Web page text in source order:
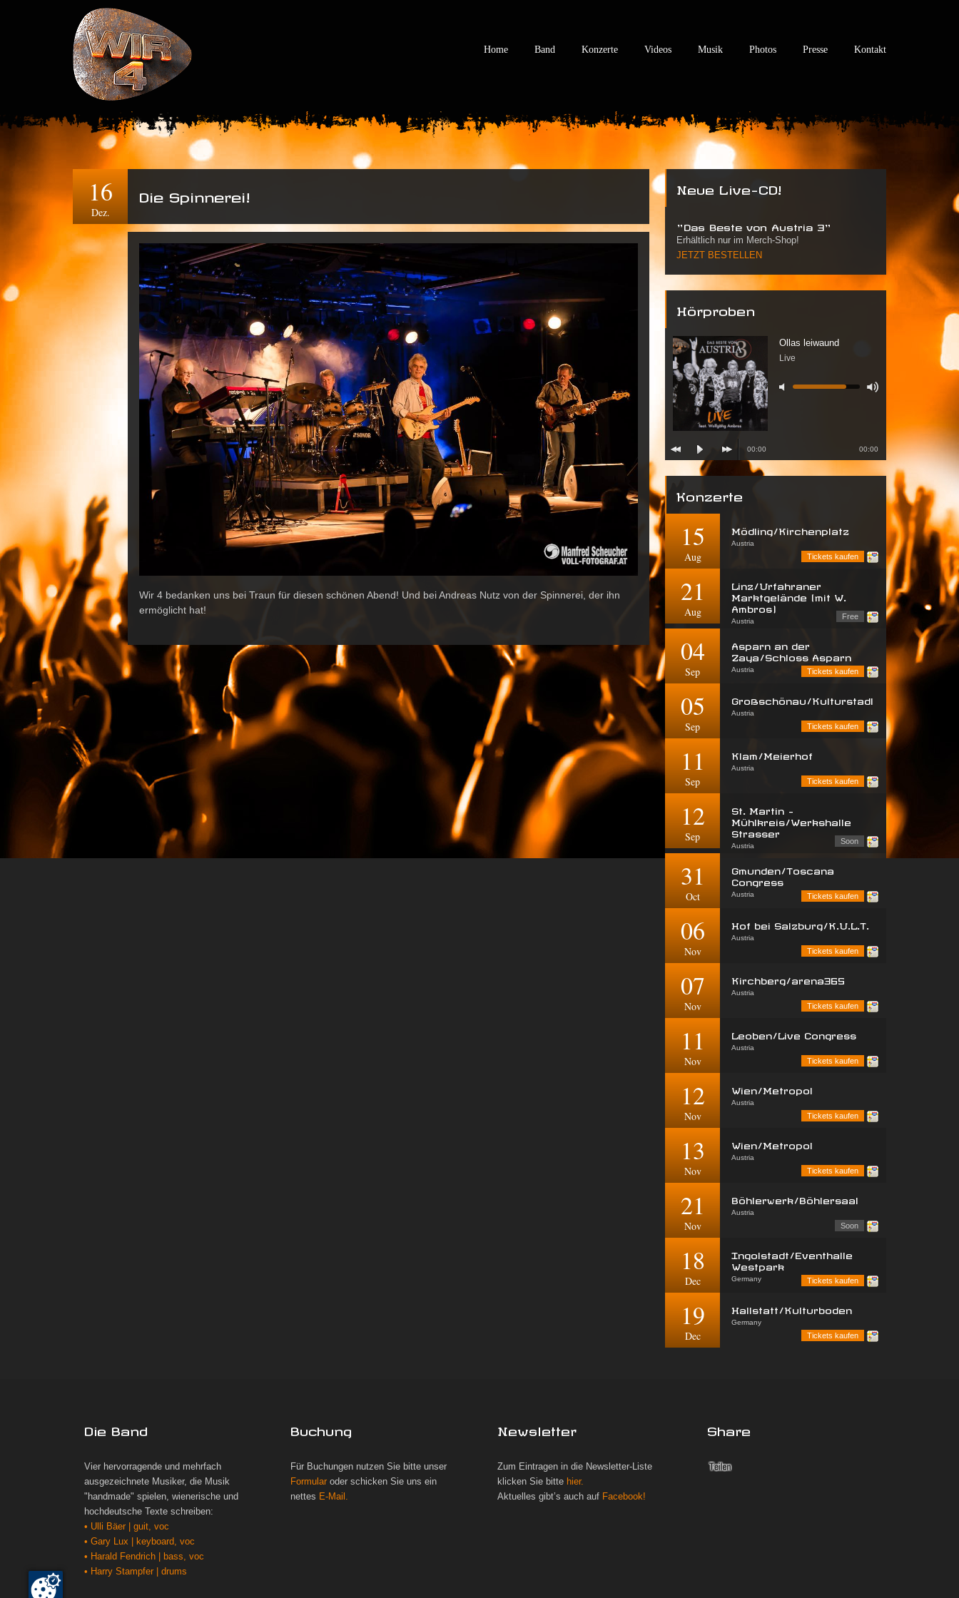
Home Band Konzerte Videos Musik Photos Presse Kontakt
16
Dez.
Die Spinnerei!
Wir 4 bedanken uns bei Traun für diesen schönen Abend! Und bei Andreas Nutz von der Spinnerei, der ihn
ermöglicht hat!
Neue Live-CD!
"Das Beste von Austria 3"
Erhältlich nur im Merch-Shop!
JETZT BESTELLEN
Hörproben
Ollas leiwaund
Live
00:00 00:00
Konzerte
15
Aug
Mödling/Kirchenplatz
Austria
Tickets kaufen
21
Aug
Linz/Urfahraner
Marktgelände (mit W.
Ambros)
Austria
Free
04
Sep
Asparn an der
Zaya/Schloss Asparn
Austria
Tickets kaufen
05
Sep
Großschönau/Kulturstadl
Austria
Tickets kaufen
11
Sep
Klam/Meierhof
Austria
Tickets kaufen
12
Sep
St. Martin -
Mühlkreis/Werkshalle
Strasser
Austria
Soon
31
Oct
Gmunden/Toscana
Congress
Austria
Tickets kaufen
06
Nov
Hof bei Salzburg/K.U.L.T.
Austria
Tickets kaufen
07
Nov
Kirchberg/arena365
Austria
Tickets kaufen
11
Nov
Leoben/Live Congress
Austria
Tickets kaufen
12
Nov
Wien/Metropol
Austria
Tickets kaufen
13
Nov
Wien/Metropol
Austria
Tickets kaufen
21
Nov
Böhlerwerk/Böhlersaal
Austria
Soon
18
Dec
Ingolstadt/Eventhalle
Westpark
Germany
Tickets kaufen
19
Dec
Hallstatt/Kulturboden
Germany
Tickets kaufen
Die Band
Vier hervorragende und mehrfach
ausgezeichnete Musiker, die Musik
"handmade" spielen, wienerische und
hochdeutsche Texte schreiben:
• Ulli Bäer | guit, voc
• Gary Lux | keyboard, voc
• Harald Fendrich | bass, voc
• Harry Stampfer | drums
Buchung
Für Buchungen nutzen Sie bitte unser
Formular oder schicken Sie uns ein
nettes E-Mail.
Newsletter
Zum Eintragen in die Newsletter-Liste
klicken Sie bitte hier.
Aktuelles gibt’s auch auf Facebook!
Share